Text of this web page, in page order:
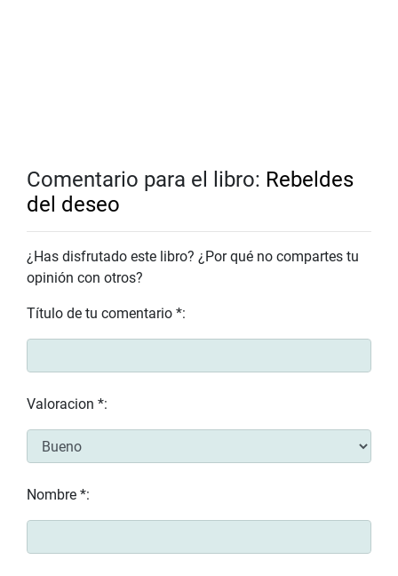
Comentario para el libro: Rebeldes
del deseo
¿Has disfrutado este libro? ¿Por qué no compartes tu
opinión con otros?
Título de tu comentario *:
Valoracion *:
Nombre *: